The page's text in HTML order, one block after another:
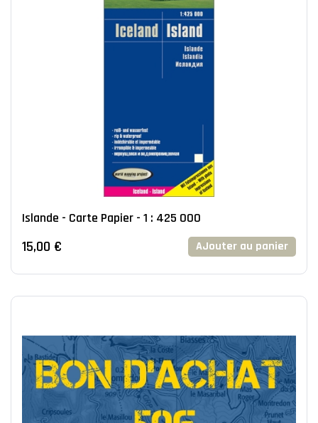
Islande - Carte Papier - 1 : 425 000
15,00 € AJouter au panier